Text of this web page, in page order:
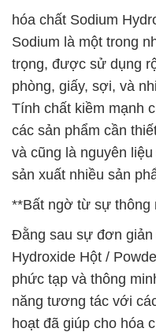
hóa chất Sodium
Sodium là một trong
trọng, được sử dụng
phòng, giấy, sợi, và
Tính chất kiềm mạnh
các sản phẩm cần
và cũng là nguyên
sản xuất nhiều sản
**Bất ngờ từ sự thông
Đằng sau sự đơn giản
Hydroxide Hột /
phức tạp và thông
năng tương tác với
hoạt đã giúp cho hóa